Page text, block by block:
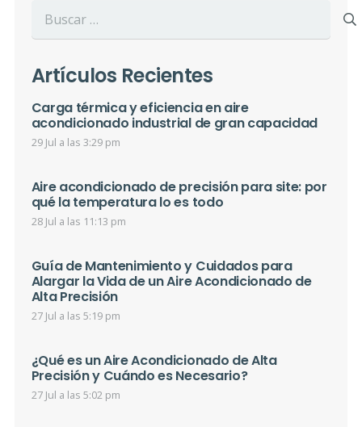
Buscar:
Artículos Recientes
Carga térmica y eficiencia en aire
acondicionado industrial de gran capacidad
29 Jul a las 3:29 pm
Aire acondicionado de precisión para site: por
qué la temperatura lo es todo
28 Jul a las 11:13 pm
Guía de Mantenimiento y Cuidados para
Alargar la Vida de un Aire Acondicionado de
Alta Precisión
27 Jul a las 5:19 pm
¿Qué es un Aire Acondicionado de Alta
Precisión y Cuándo es Necesario?
27 Jul a las 5:02 pm